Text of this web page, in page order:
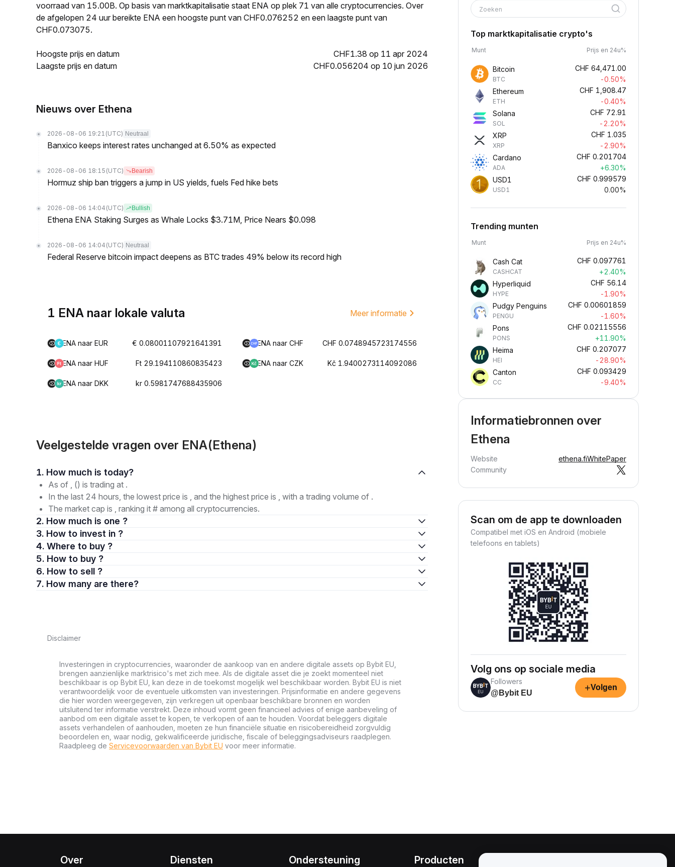
voorraad van 15.00B. Op basis van marktkapitalisatie staat ENA op plek 71 van alle cryptocurrencies. Over
de afgelopen 24 uur bereikte ENA een hoogste punt van CHF0.076252 en een laagste punt van
CHF0.073075.
Hoogste prijs en datum
CHF1.38 op 11 apr 2024
Laagste prijs en datum
CHF0.056204 op 10 jun 2026
Nieuws over Ethena
2026-08-06 19:21 (UTC) Neutraal
Banxico keeps interest rates unchanged at 6.50% as expected
2026-08-06 18:15 (UTC) Bearish
Hormuz ship ban triggers a jump in US yields, fuels Fed hike bets
2026-08-06 14:04 (UTC) Bullish
Ethena ENA Staking Surges as Whale Locks $3.71M, Price Nears $0.098
2026-08-06 14:04 (UTC) Neutraal
Federal Reserve bitcoin impact deepens as BTC trades 49% below its record high
1 ENA naar lokale valuta Meer informatie
ENA naar EUR € 0.08001107921641391 ENA naar CHF CHF 0.0748945723174556
ENA naar HUF Ft 29.194110860835423 ENA naar CZK Kč 1.9400273114092086
ENA naar DKK kr 0.5981747688435906
Veelgestelde vragen over ENA(Ethena)
1. How much is today?
As of , () is trading at .
In the last 24 hours, the lowest price is , and the highest price is , with a trading volume of .
The market cap is , ranking it # among all cryptocurrencies.
2. How much is one ?
3. How to invest in ?
4. Where to buy ?
5. How to buy ?
6. How to sell ?
7. How many are there?
Disclaimer
Investeringen in cryptocurrencies, waaronder de aankoop van en andere digitale assets op Bybit EU,
brengen aanzienlijke marktrisico's met zich mee. Als de digitale asset die je zoekt momenteel niet
beschikbaar is op Bybit EU, kan deze in de toekomst mogelijk wel beschikbaar worden. Bybit EU is niet
verantwoordelijk voor de eventuele uitkomsten van investeringen. Prijsinformatie en andere gegevens
die hier worden weergegeven, zijn verkregen uit openbaar beschikbare bronnen en worden
uitsluitend ter informatie verstrekt. Deze inhoud vormt geen financieel advies of enige aanbeveling of
aanbod om een digitale asset te kopen, te verkopen of aan te houden. Voordat beleggers digitale
assets verhandelen of aanhouden, moeten ze hun financiële situatie en risicobereidheid zorgvuldig
beoordelen en, waar nodig, gekwalificeerde juridische, fiscale of beleggingsadviseurs raadplegen.
Raadpleeg de Servicevoorwaarden van Bybit EU voor meer informatie.
Zoeken
Top marktkapitalisatie crypto's
Munt Prijs en 24u%
Bitcoin
BTC
CHF 64,471.00
-0.50%
Ethereum
ETH
CHF 1,908.47
-0.40%
Solana
SOL
CHF 72.91
-2.20%
XRP
XRP
CHF 1.035
-2.90%
Cardano
ADA
CHF 0.201704
+6.30%
USD1
USD1
CHF 0.999579
0.00%
Trending munten
Munt Prijs en 24u%
Cash Cat
CASHCAT
CHF 0.097761
+2.40%
Hyperliquid
HYPE
CHF 56.14
-1.90%
Pudgy Penguins
PENGU
CHF 0.00601859
-1.60%
Pons
PONS
CHF 0.02115556
+11.90%
Heima
HEI
CHF 0.207077
-28.90%
Canton
CC
CHF 0.093429
-9.40%
Informatiebronnen over
Ethena
Website ethena.fiWhitePaper
Community
Scan om de app te downloaden
Compatibel met iOS en Android (mobiele
telefoons en tablets)
Volg ons op sociale media
Followers
@Bybit EU
+Volgen
Over Diensten Ondersteuning Producten